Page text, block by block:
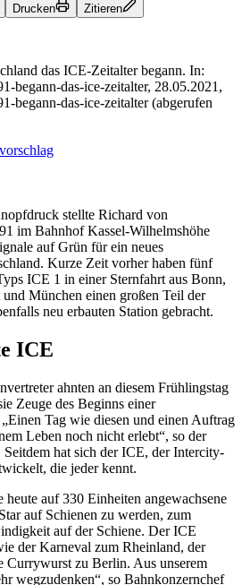
Drucken Zitieren
das ICE-Zeitalter begann. In:
begann-das-ice-zeitalter, 28.05.2021,
begann-das-ice-zeitalter (abgerufen
stellte Richard von
im Bahnhof Kassel-Wilhelmshöhe
auf Grün für ein neues
Kurze Zeit vorher haben fünf
ICE 1 in einer Sternfahrt aus Bonn,
München einen großen Teil der
neu erbauten Station gebracht.
ICE
ahnten an diesem Frühlingstag
Zeuge des Beginns einer
Tag wie diesen und einen Auftrag
Leben noch nicht erlebt“, so der
Seitdem hat sich der ICE, der Intercity-
die jeder kennt.
heute auf 330 Einheiten angewachsene
auf Schienen zu werden, zum
auf der Schiene. Der ICE
der Karneval zum Rheinland, der
Currywurst zu Berlin. Aus unserem
wegzudenken“, so Bahnkonzernchef